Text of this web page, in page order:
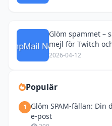
Glöm spammet –
mejl för Twitch
2026-04-12
Populär
1
Glöm SPAM-fällan:
e-post